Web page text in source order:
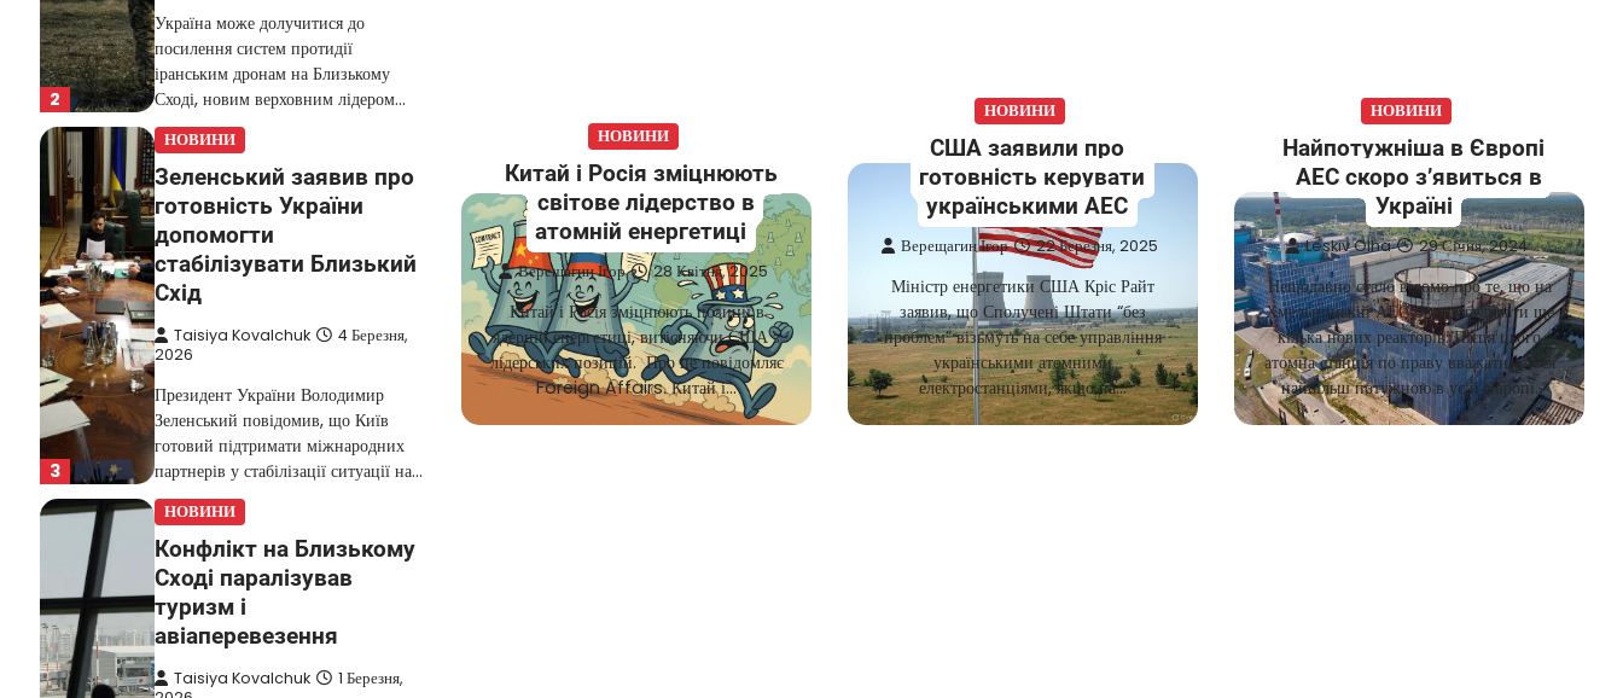
НОВИНИ
Китай і Росія зміцнюють
світове лідерство в
атомній енергетиці
Верещагин Ігор 28 Квітня, 2025
Китай і Росія зміцнюють позиції в
ядерній енергетиці, витісняючи США з
лідерських позицій. Про це повідомляє
Foreign Affairs. Китай і…
НОВИНИ
США заявили про
готовність керувати
українськими АЕС
Верещагин Ігор 22 Березня, 2025
Міністр енергетики США Кріс Райт
заявив, що Сполучені Штати “без
проблем” візьмуть на себе управління
українськими атомними
електростанціями, якщо на…
НОВИНИ
Найпотужніша в Європі
АЕС скоро з’явиться в
Україні
Leskiv Olha 29 Січня, 2024
Нещодавно стало відомо про те, що на
Хмельницькій АЕС будуть будувати ще
кілька нових реакторів. Пісця цього
атомна станція по праву вважатиметься
найбільш потужною в усій Європі.
2
Україна може долучитися до
посилення систем протидії
іранським дронам на Близькому
Сході, новим верховним лідером…
3
НОВИНИ
Зеленський заявив про
готовність України
допомогти
стабілізувати Близький
Схід
Taisiya Kovalchuk
4 Березня,
2026
Президент України Володимир
Зеленський повідомив, що Київ
готовий підтримати міжнародних
партнерів у стабілізації ситуації на…
НОВИНИ
Конфлікт на Близькому
Сході паралізував
туризм і
авіаперевезення
Taisiya Kovalchuk
1 Березня,